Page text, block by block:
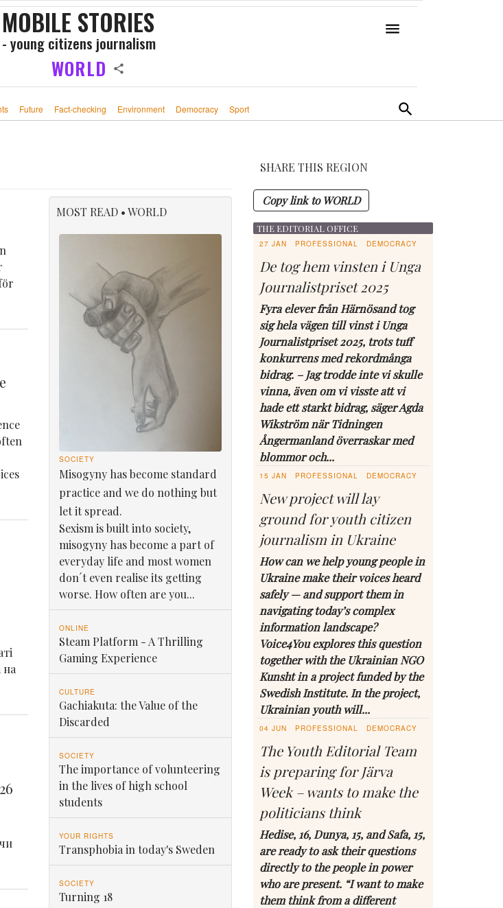
MOBILE STORIES
- young citizens journalism
WORLD
Future Fact-checking Environment Democracy Sport
на
MOST READ • WORLD
SOCIETY
Misogyny has become standard
practice and we do nothing but
let it spread.
Sexism is built into society,
misogyny has become a part of
everyday life and most women
don´t even realise its getting
worse. How often are you...
ONLINE
Steam Platform - A Thrilling
Gaming Experience
CULTURE
Gachiakuta: the Value of the
Discarded
SOCIETY
The importance of volunteering
in the lives of high school
students
YOUR RIGHTS
Transphobia in today's Sweden
SOCIETY
Turning 18
SHARE THIS REGION
Copy link to WORLD
THE EDITORIAL OFFICE
27 JAN PROFESSIONAL DEMOCRACY
De tog hem vinsten i Unga
Journalistpriset 2025
Fyra elever från Härnösand tog
sig hela vägen till vinst i Unga
Journalistpriset 2025, trots tuff
konkurrens med rekordmånga
bidrag. – Jag trodde inte vi skulle
vinna, även om vi visste att vi
hade ett starkt bidrag, säger Agda
Wikström när Tidningen
Ångermanland överraskar med
blommor och...
15 JAN PROFESSIONAL DEMOCRACY
New project will lay
ground for youth citizen
journalism in Ukraine
How can we help young people in
Ukraine make their voices heard
safely — and support them in
navigating today’s complex
information landscape?
Voice4You explores this question
together with the Ukrainian NGO
Kunsht in a project funded by the
Swedish Institute. In the project,
Ukrainian youth will...
04 JUN PROFESSIONAL DEMOCRACY
The Youth Editorial Team
is preparing for Järva
Week – wants to make the
politicians think
Hedise, 16, Dunya, 15, and Safa, 15,
are ready to ask their questions
directly to the people in power
who are present. “I want to make
them think from a different